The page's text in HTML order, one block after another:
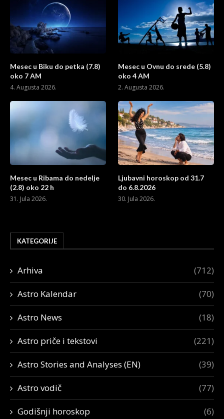
Mesec u Biku do petka (7.8)
oko 7 AM
4. Augusta 2026.
Mesec u Ovnu do srede (5.8)
oko 4 AM
2. Augusta 2026.
Mesec u Ribama do nedelje
(2.8) oko 22 h
31. Jula 2026.
Ljubavni horoskop od 31.7
do 6.8.2026
30. Jula 2026.
KATEGORIJE
Arhiva (712)
Astro Kalendar (70)
Astro News (18)
Astro priče i tekstovi (221)
Astro Stories and Analyses (EN) (39)
Astro vodič (77)
Godišnji horoskop (6)